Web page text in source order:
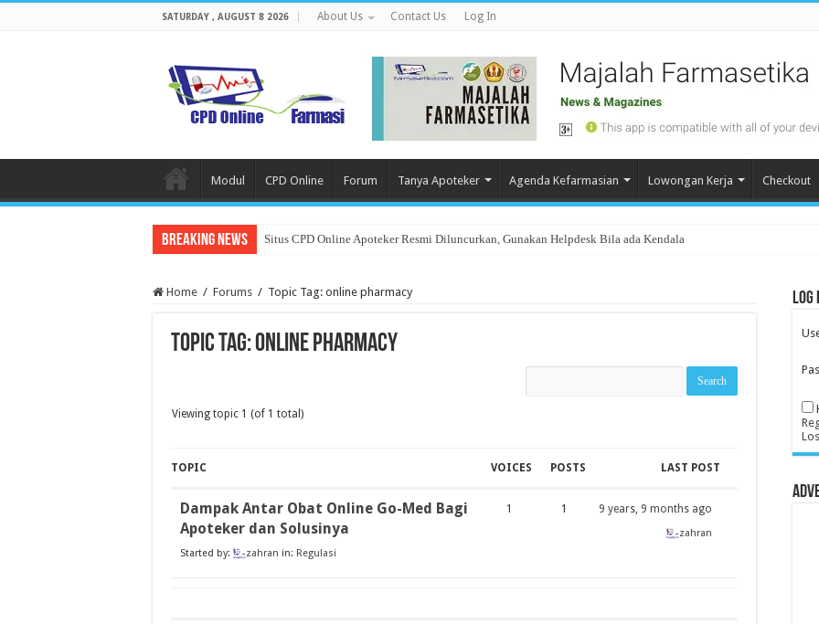
SATURDAY , AUGUST 8 2026 About Us Contact Us Log In
Modul CPD Online Forum Tanya Apoteker Agenda Kefarmasian Lowongan Kerja Checkout
Breaking News Situs CPD Online Apoteker Resmi Diluncurkan, Gunakan Helpdesk Bila ada Kendala
Home / Forums / Topic Tag: online pharmacy
Topic Tag: online pharmacy
Viewing topic 1 (of 1 total)
TOPIC VOICES POSTS LAST POST
Dampak Antar Obat Online Go-Med Bagi
Apoteker dan Solusinya
Started by: zahran in: Regulasi
1 1 9 years, 9 months ago
zahran